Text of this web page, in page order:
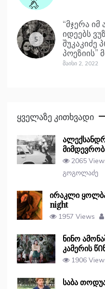
5
“მჯერა იმ
იდეებს
შუკაკიძე
პოეზიის”
Მაისი 2, 2022
Ყველაზე Კითხვადი
2065
გოგოლაძე
ირაკლი
night
1957 Views
ნინო
კამერის
1906
საბა